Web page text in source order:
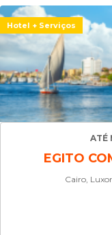
Hotel + Serviços
ATÉ
EGITO
Cairo,